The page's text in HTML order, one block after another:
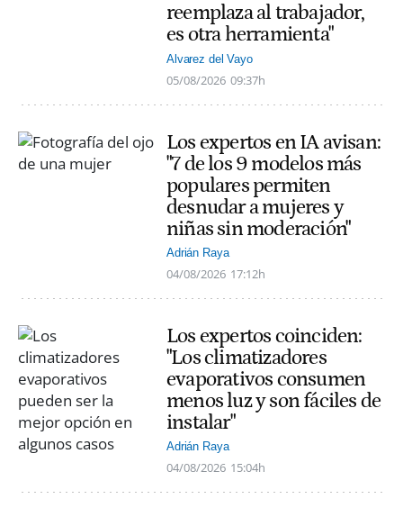
reemplaza al trabajador,
es otra herramienta"
Alvarez del Vayo
05/08/2026 09:37h
Los expertos en IA avisan:
"7 de los 9 modelos más
populares permiten
desnudar a mujeres y
niñas sin moderación"
Adrián Raya
04/08/2026 17:12h
Los expertos coinciden:
"Los climatizadores
evaporativos consumen
menos luz y son fáciles de
instalar"
Adrián Raya
04/08/2026 15:04h